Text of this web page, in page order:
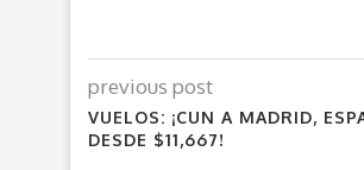
previous post
VUELOS: ¡CUN A MADRID,
DESDE $11,667!